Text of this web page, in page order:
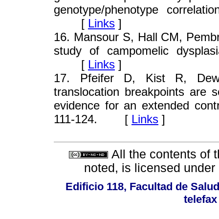
genotype/phenotype
[ Links ]
16. Mansour S, Hall CM,
study of campomelic
[ Links ]
17. Pfeifer D, Kist R,
translocation breakpoints are
evidence for an extended
111-124. [ Links ]
All the contents of
noted, is licensed
Edificio 118, Facultad de
telefax